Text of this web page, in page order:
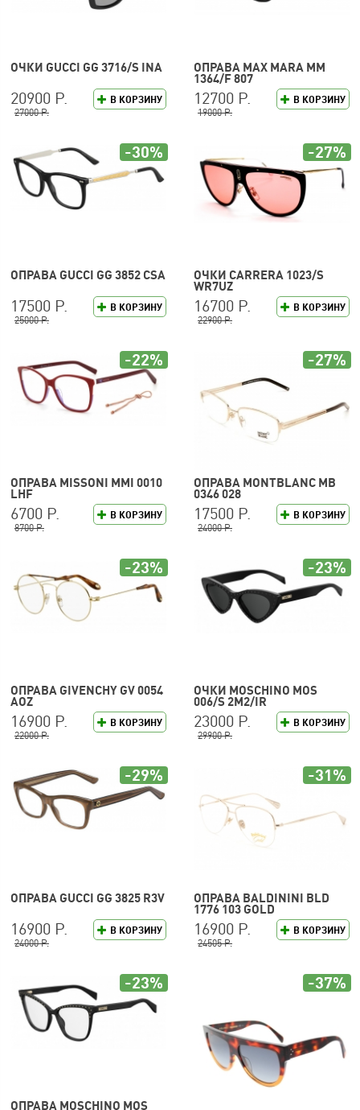
ОЧКИ GUCCI GG 3716/S INA
В КОРЗИНУ
20900 Р.
27000 Р.
ОПРАВА MAX MARA MM
1364/F 807
В КОРЗИНУ
12700 Р.
19000 Р.
ОПРАВА GUCCI GG 3852 CSA
В КОРЗИНУ
17500 Р.
25000 Р.
-30%
ОЧКИ CARRERA 1023/S
WR7UZ
В КОРЗИНУ
16700 Р.
22900 Р.
-27%
ОПРАВА MISSONI MMI 0010
LHF
В КОРЗИНУ
6700 Р.
8700 Р.
-22%
ОПРАВА MONTBLANC MB
0346 028
В КОРЗИНУ
17500 Р.
24000 Р.
-27%
ОПРАВА GIVENCHY GV 0054
AOZ
В КОРЗИНУ
16900 Р.
22000 Р.
-23%
ОЧКИ MOSCHINO MOS
006/S 2M2/IR
В КОРЗИНУ
23000 Р.
29900 Р.
-23%
ОПРАВА GUCCI GG 3825 R3V
В КОРЗИНУ
16900 Р.
24000 Р.
-29%
ОПРАВА BALDININI BLD
1776 103 GOLD
В КОРЗИНУ
16900 Р.
24505 Р.
-31%
ОПРАВА MOSCHINO MOS
-23% -37%